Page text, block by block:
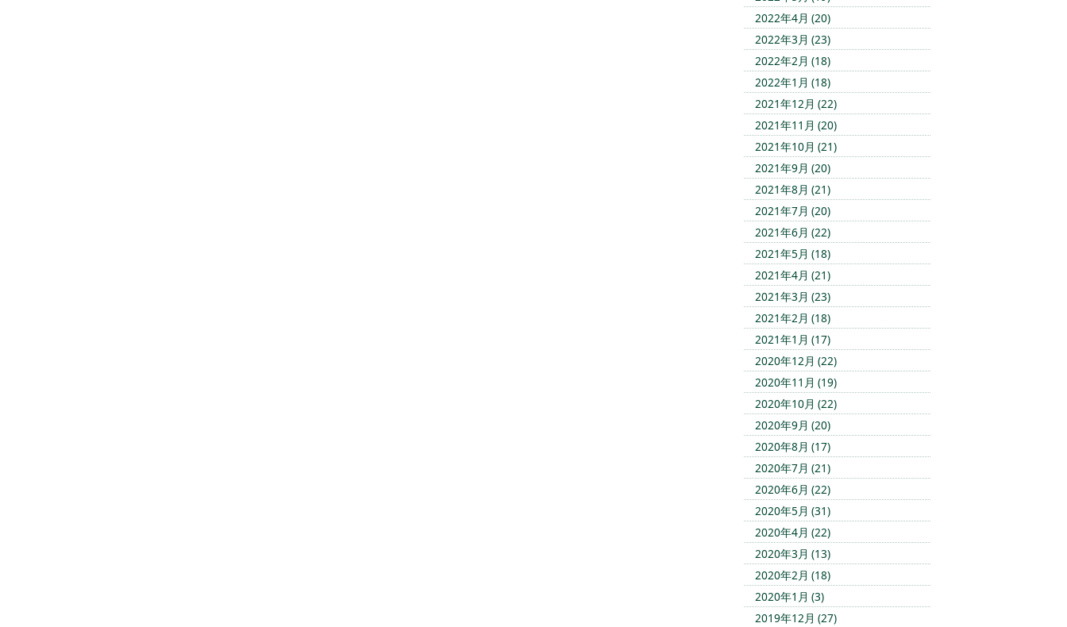
2022年4月 (20)
2022年3月 (23)
2022年2月 (18)
2022年1月 (18)
2021年12月 (22)
2021年11月 (20)
2021年10月 (21)
2021年9月 (20)
2021年8月 (21)
2021年7月 (20)
2021年6月 (22)
2021年5月 (18)
2021年4月 (21)
2021年3月 (23)
2021年2月 (18)
2021年1月 (17)
2020年12月 (22)
2020年11月 (19)
2020年10月 (22)
2020年9月 (20)
2020年8月 (17)
2020年7月 (21)
2020年6月 (22)
2020年5月 (31)
2020年4月 (22)
2020年3月 (13)
2020年2月 (18)
2020年1月 (3)
2019年12月 (27)